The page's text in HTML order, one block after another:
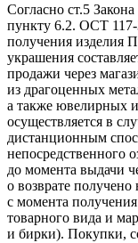
Согласно ст.5
пункту 6.2. ОСТ 117-
получения изделия
украшения
продажи через
из драгоценных
а также ювелирных
осуществляется в
дистанционным
непосредственного
до момента выдачи
о возврате
с момента
товарного вида и
и бирки). Покупки,